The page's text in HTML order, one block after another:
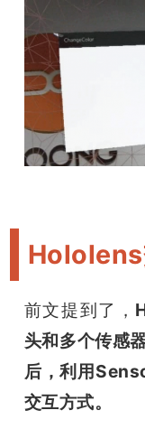
前文提到了，
头和多个传感
后，利用
交互方式。